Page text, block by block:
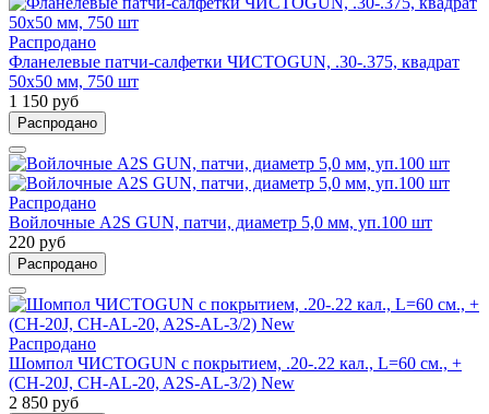
Распродано
Фланелевые патчи-салфетки ЧИСТОGUN, .30-.375, квадрат
50х50 мм, 750 шт
1 150 руб
Распродано
Распродано
Войлочные A2S GUN, патчи, диаметр 5,0 мм, уп.100 шт
220 руб
Распродано
Распродано
Шомпол ЧИСТОGUN с покрытием, .20-.22 кал., L=60 см., +
(CH-20J, CH-AL-20, A2S-AL-3/2) New
2 850 руб